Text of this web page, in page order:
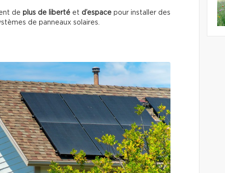
de plus de liberté et d’espace pour installer des
de panneaux solaires.